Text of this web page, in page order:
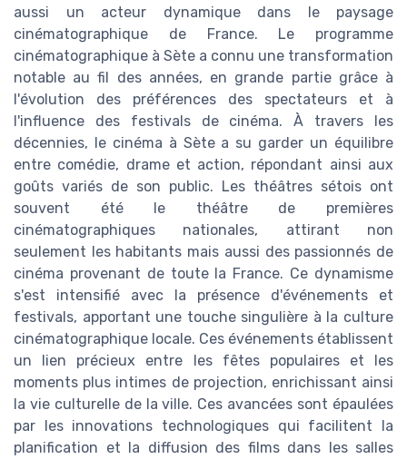
aussi un acteur dynamique dans le paysage
cinématographique de France. Le programme
cinématographique à Sète a connu une transformation
notable au fil des années, en grande partie grâce à
l'évolution des préférences des spectateurs et à
l'influence des festivals de cinéma. À travers les
décennies, le cinéma à Sète a su garder un équilibre
entre comédie, drame et action, répondant ainsi aux
goûts variés de son public. Les théâtres sétois ont
souvent été le théâtre de premières
cinématographiques nationales, attirant non
seulement les habitants mais aussi des passionnés de
cinéma provenant de toute la France. Ce dynamisme
s'est intensifié avec la présence d'événements et
festivals, apportant une touche singulière à la culture
cinématographique locale. Ces événements établissent
un lien précieux entre les fêtes populaires et les
moments plus intimes de projection, enrichissant ainsi
la vie culturelle de la ville. Ces avancées sont épaulées
par les innovations technologiques qui facilitent la
planification et la diffusion des films dans les salles